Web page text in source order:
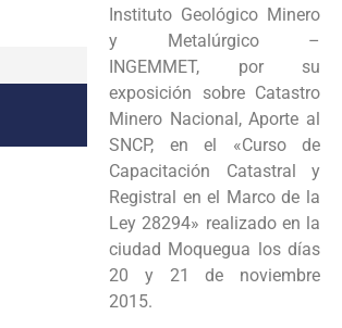
Instituto Geológico Minero
y Metalúrgico –
INGEMMET, por su
exposición sobre Catastro
Minero Nacional, Aporte al
SNCP, en el «Curso de
Capacitación Catastral y
Registral en el Marco de la
Ley 28294» realizado en la
ciudad Moquegua los días
20 y 21 de noviembre
2015.